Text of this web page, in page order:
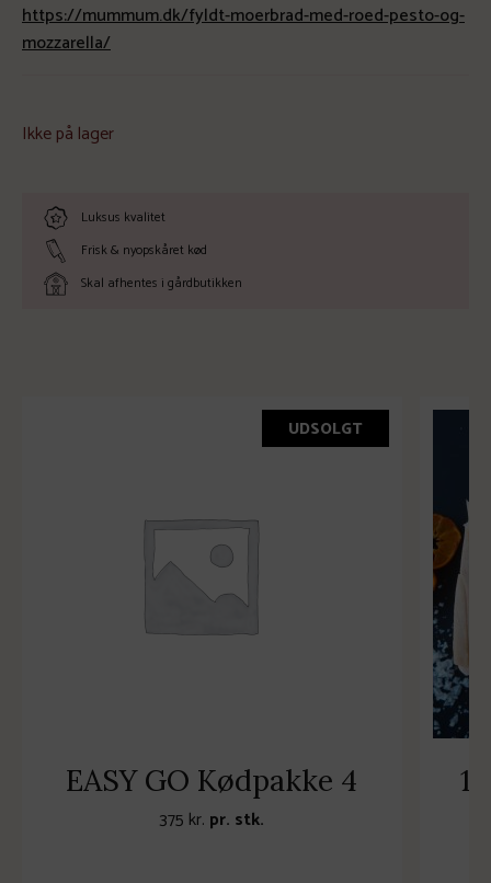
https://mummum.dk/fyldt-moerbrad-med-roed-pesto-og-
mozzarella/
Ikke på lager
Luksus kvalitet
Frisk & nyopskåret kød
Skal afhentes i gårdbutikken
UDSOLGT
EASY GO Kødpakke 4
375 kr. pr. stk.